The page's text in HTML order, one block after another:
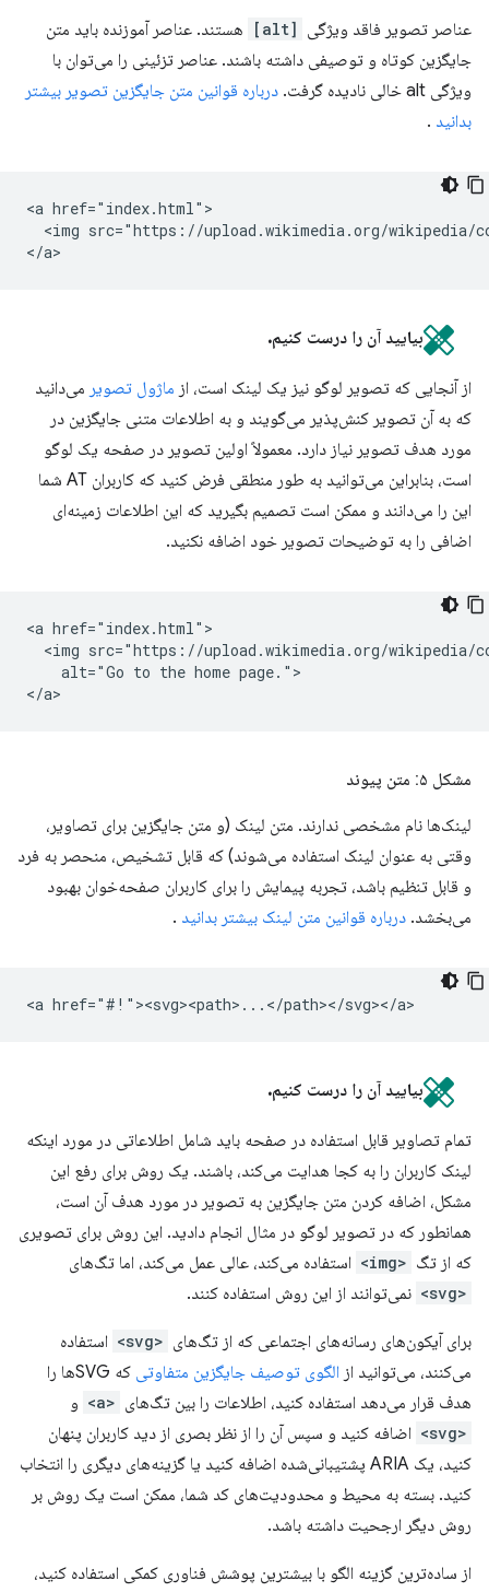
عناصر تصویر فاقد ویژگی [alt]
هستند. عناصر آموزنده باید متن
جایگزین کوتاه و توصیفی داشته باشند. عناصر تزئینی را می‌توان با
ویژگی alt خالی نادیده گرفت.
درباره قوانین متن جایگزین تصویر بیشتر
بدانید .
<a href="index.html">
<img src="https://upload.wikimedia.org/wikipedia/
بیایید آن را درست کنیم.
از آنجایی که تصویر لوگو نیز یک لینک است، از ماژول تصویر می‌دانید
که به آن تصویر کنش‌پذیر می‌گویند و به اطلاعات متنی جایگزین در
مورد هدف تصویر نیاز دارد. معمولاً اولین تصویر در صفحه یک لوگو
است، بنابراین می‌توانید به طور منطقی فرض کنید که کاربران AT شما
این را می‌دانند و ممکن است تصمیم بگیرید که این اطلاعات زمینه‌ای
اضافی را به توضیحات تصویر خود اضافه نکنید.
<a href="index.html">
<img src="https://upload.wikimedia.org/wikipedia/
    alt="Go to the home page.">
مشکل ۵: متن پیوند
لینک‌ها نام مشخصی ندارند. متن لینک (و متن جایگزین برای تصاویر،
وقتی به عنوان لینک استفاده می‌شوند) که قابل تشخیص، منحصر به فرد
و قابل تنظیم باشد، تجربه پیمایش را برای کاربران صفحه‌خوان بهبود
می‌بخشد. درباره قوانین متن لینک بیشتر بدانید .
بیایید آن را درست کنیم.
تمام تصاویر قابل استفاده در صفحه باید شامل اطلاعاتی در مورد اینکه
لینک کاربران را به کجا هدایت می‌کند، باشند. یک روش برای رفع این
مشکل، اضافه کردن متن جایگزین به تصویر در مورد هدف آن است،
همانطور که در تصویر لوگو در مثال انجام دادید. این روش برای تصویری
که از تگ <img> استفاده می‌کند، عالی عمل می‌کند، اما تگ‌های
<svg> نمی‌توانند از این روش استفاده کنند.
برای آیکون‌های رسانه‌های اجتماعی که از تگ‌های <svg>
استفاده
می‌کنند، می‌توانید از الگوی توصیف جایگزین متفاوتی
که SVGها را
هدف قرار می‌دهد استفاده کنید، اطلاعات را بین تگ‌های <a> و
<svg>
اضافه کنید و سپس آن را از نظر بصری از دید کاربران پنهان
کنید، یک ARIA پشتیبانی‌شده اضافه کنید یا گزینه‌های دیگری را انتخاب
کنید. بسته به محیط و محدودیت‌های کد شما، ممکن است یک روش بر
روش دیگر ارجحیت داشته باشد.
از ساده‌ترین گزینه الگو با بیشترین پوشش فناوری کمکی استفاده کنید،